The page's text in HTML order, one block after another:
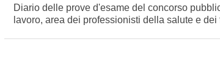
Diario delle prove d'esame del concorso
lavoro, area dei professionisti della salute e